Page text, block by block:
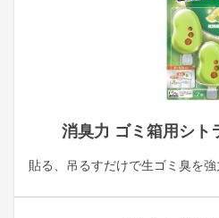
消臭力 ゴミ箱用シト
貼る、吊るすだけで生ゴミ臭を強